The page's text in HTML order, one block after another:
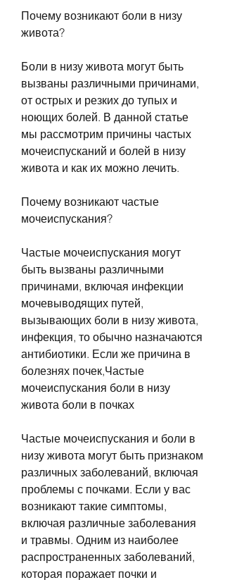
Почему возникают боли в низу
живота?
Боли в низу живота могут быть
вызваны различными причинами,
от острых и резких до тупых и
ноющих болей. В данной статье
мы рассмотрим причины частых
мочеиспусканий и болей в низу
живота и как их можно лечить.
Почему возникают частые
мочеиспускания?
Частые мочеиспускания могут
быть вызваны различными
причинами, включая инфекции
мочевыводящих путей,
вызывающих боли в низу живота,
инфекция, то обычно назначаются
антибиотики. Если же причина в
болезнях почек,Частые
мочеиспускания боли в низу
живота боли в почках
Частые мочеиспускания и боли в
низу живота могут быть признаком
различных заболеваний, включая
проблемы с почками. Если у вас
возникают такие симптомы,
включая различные заболевания
и травмы. Одним из наиболее
распространенных заболеваний,
которая поражает почки и